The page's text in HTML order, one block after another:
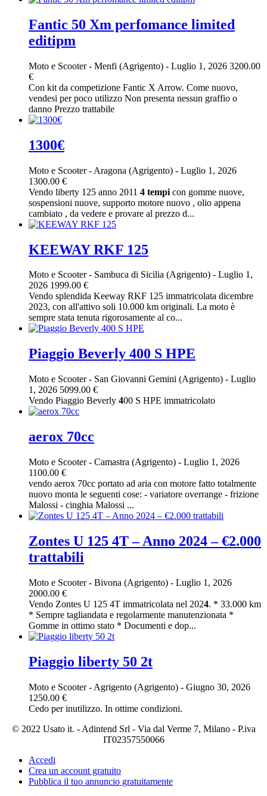
Fantic 50 Xm perfomance limited
editipm
Moto e Scooter- Menfi (Agrigento) - Luglio 1, 2026 3200.00
€
Con kit da competizione Fantic X Arrow. Come nuovo,
vendesi per poco utilizzo Non presenta nessun graffio o
danno Prezzo trattabile
1300€
Moto e Scooter- Aragona (Agrigento) - Luglio 1, 2026
1300.00 €
Vendo liberty 125 anno 2011 4 tempi con gomme nuove,
sospensioni nuove, supporto motore nuovo , olio appena
cambiato , da vedere e provare al prezzo d...
KEEWAY RKF 125
Moto e Scooter- Sambuca di Sicilia (Agrigento) - Luglio 1,
2026 1999.00 €
Vendo splendida Keeway RKF 125 immatricolata dicembre
2023, con all'attivo soli 10.000 km originali. La moto è
sempre stata tenuta rigorosamente al co...
Piaggio Beverly 400 S HPE
Moto e Scooter- San Giovanni Gemini (Agrigento) - Luglio
1, 2026 5099.00 €
Vendo Piaggio Beverly 400 S HPE immatricolato
aerox 70cc
Moto e Scooter- Camastra (Agrigento) - Luglio 1, 2026
1100.00 €
vendo aerox 70cc portato ad aria con motore fatto totalmente
nuovo monta le seguenti cose: - variatore overrange - frizione
Malossi - cinghia Malossi ...
Zontes U 125 4T – Anno 2024 – €2.000
trattabili
Moto e Scooter- Bivona (Agrigento) - Luglio 1, 2026
2000.00 €
Vendo Zontes U 125 4T immatricolata nel 2024. * 33.000 km
* Sempre tagliandata e regolarmente manutenzionata *
Gomme in ottimo stato * Documenti e dop...
Piaggio liberty 50 2t
Moto e Scooter- Agrigento (Agrigento) - Giugno 30, 2026
1250.00 €
Cedo per inutilizzo. In ottime condizioni.
© 2022 Usato it. - Adintend Srl - Via dal Verme 7, Milano - P.iva
IT02357550066
Accedi
Crea un account gratuito
Pubblica il tuo annuncio gratuitamente